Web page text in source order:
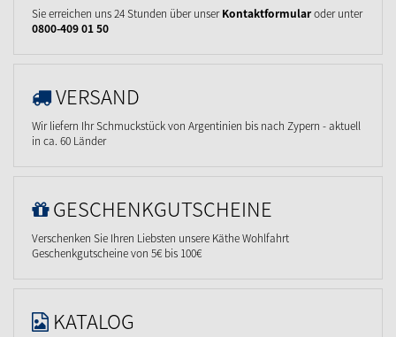
Sie erreichen uns 24 Stunden über unserKontaktformularoder unter
0800-409 01 50
VERSAND
Wir liefern Ihr Schmuckstück von Argentinien bis nach Zypern - aktuell
in ca. 60 Länder
GESCHENKGUTSCHEINE
Verschenken Sie Ihren Liebsten unsere Käthe Wohlfahrt
Geschenkgutscheine von 5€ bis 100€
KATALOG